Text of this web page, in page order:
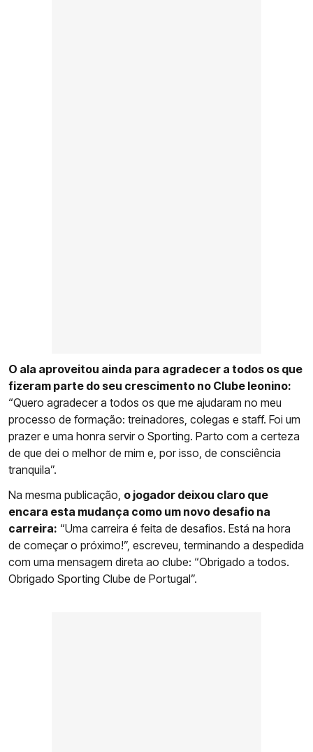
O ala aproveitou ainda para agradecer a todos os que
fizeram parte do seu crescimento no Clube leonino:
“Quero agradecer a todos os que me ajudaram no meu
processo de formação: treinadores, colegas e staff. Foi um
prazer e uma honra servir o Sporting. Parto com a certeza
de que dei o melhor de mim e, por isso, de consciência
tranquila”.
Na mesma publicação, o jogador deixou claro que
encara esta mudança como um novo desafio na
carreira: “Uma carreira é feita de desafios. Está na hora
de começar o próximo!”, escreveu, terminando a despedida
com uma mensagem direta ao clube: “Obrigado a todos.
Obrigado Sporting Clube de Portugal”.